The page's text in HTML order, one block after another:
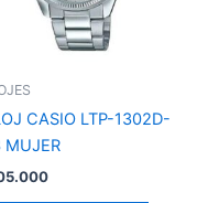
CASIO LTP-1302D-
MUJER